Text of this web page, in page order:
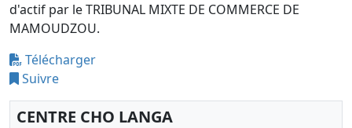
d'actif par le TRIBUNAL MIXTE DE COMMERCE DE
MAMOUDZOU.
Télécharger
Suivre
CENTRE CHO LANGA